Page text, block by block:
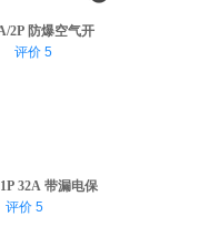
2P 防爆空气开
评价 5
32A 带漏电保
评价 5